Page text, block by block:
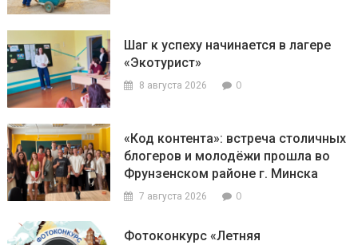
Шаг к успеху начинается в лагере
«Экотурист»
8 августа 2026 0
«Код контента»: встреча столичных
блогеров и молодёжи прошла во
Фрунзенском районе г. Минска
7 августа 2026 0
Фотоконкурс «Летняя